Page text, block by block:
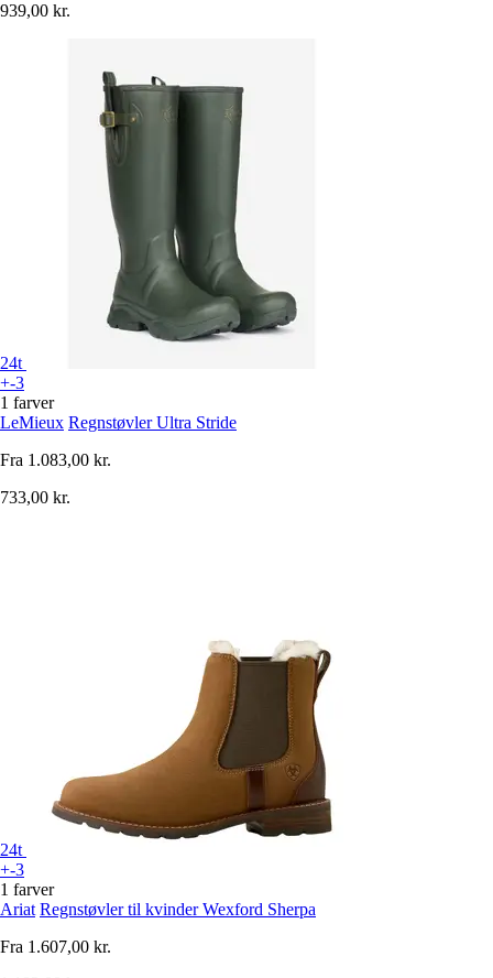
939,00 kr.
24t
+-3
1 farver
LeMieux Regnstøvler Ultra Stride
Fra 1.083,00 kr.
733,00 kr.
24t
+-3
1 farver
Ariat Regnstøvler til kvinder Wexford Sherpa
Fra 1.607,00 kr.